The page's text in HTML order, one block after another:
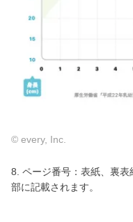
© every, Inc.
8. ページ番号：表紙、裏
部に記載されます。